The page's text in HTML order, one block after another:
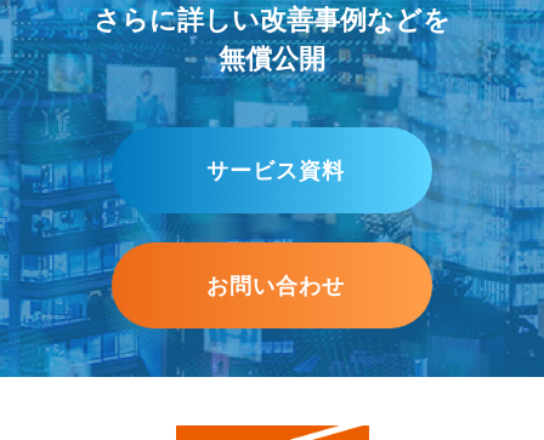
さらに詳しい改善事例などを
無償公開
サービス資料
お問い合わせ